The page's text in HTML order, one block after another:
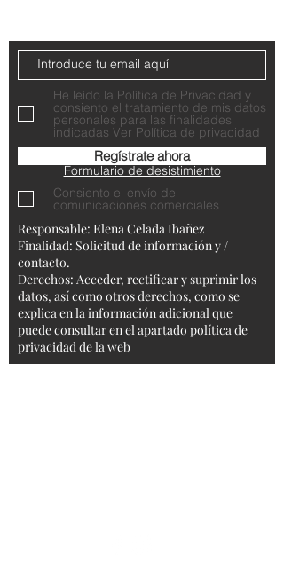
He leído la Política de Privacidad y
consiento el tratamiento de mis datos
personales para las finalidades
indicadas Ver Política de privacidad
Regístrate ahora
Consiento el envío de
comunicaciones comerciales
Responsable: Elena Celada Ibañez
Finalidad: Solicitud de información y /
contacto.
Derechos: Acceder, rectificar y suprimir los
datos, así como otros derechos, como se
explica en la información adicional que
puede consultar en el apartado política de
privacidad de la web
Formulario de desistimiento